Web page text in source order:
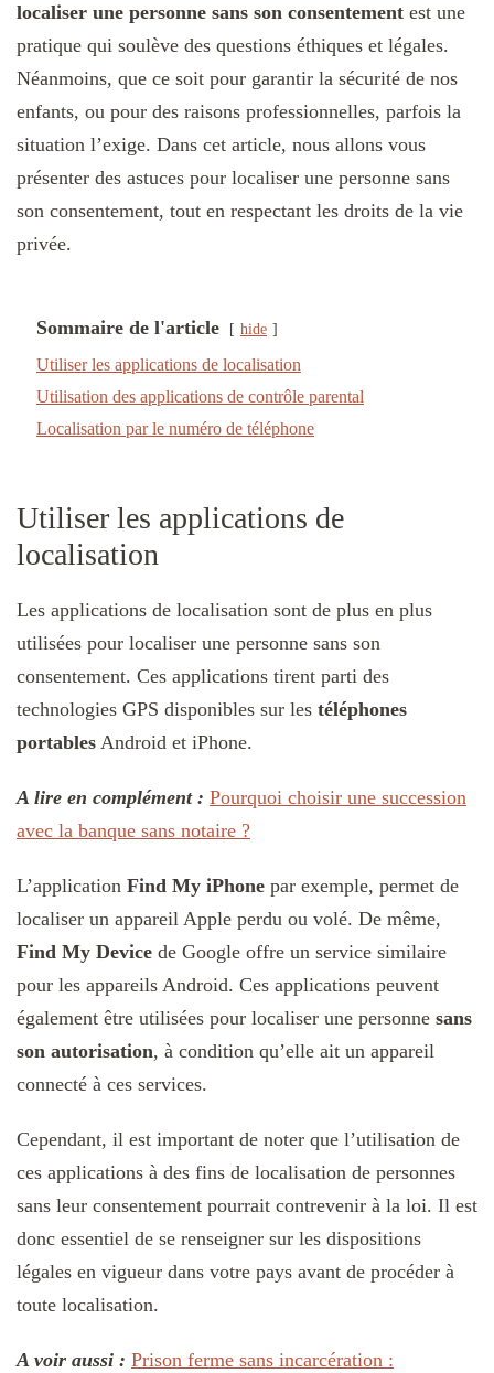
localiser une personne sans son consentement est une
pratique qui soulève des questions éthiques et légales.
Néanmoins, que ce soit pour garantir la sécurité de nos
enfants, ou pour des raisons professionnelles, parfois la
situation l’exige. Dans cet article, nous allons vous
présenter des astuces pour localiser une personne sans
son consentement, tout en respectant les droits de la vie
privée.
Sommaire de l'article hide
Utiliser les applications de localisation
Utilisation des applications de contrôle parental
Localisation par le numéro de téléphone
Utiliser les applications de
localisation
Les applications de localisation sont de plus en plus
utilisées pour localiser une personne sans son
consentement. Ces applications tirent parti des
technologies GPS disponibles sur les téléphones
portables Android et iPhone.
A lire en complément : Pourquoi choisir une succession
avec la banque sans notaire ?
L’application Find My iPhone par exemple, permet de
localiser un appareil Apple perdu ou volé. De même,
Find My Device de Google offre un service similaire
pour les appareils Android. Ces applications peuvent
également être utilisées pour localiser une personne sans
son autorisation, à condition qu’elle ait un appareil
connecté à ces services.
Cependant, il est important de noter que l’utilisation de
ces applications à des fins de localisation de personnes
sans leur consentement pourrait contrevenir à la loi. Il est
donc essentiel de se renseigner sur les dispositions
légales en vigueur dans votre pays avant de procéder à
toute localisation.
A voir aussi : Prison ferme sans incarcération :